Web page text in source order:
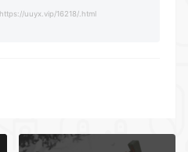
https://uuyx.vip/16218/.html